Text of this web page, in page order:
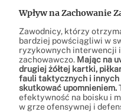
Wpływ na Zachowanie
Zawodnicy, którzy
bardziej powściągliwi w
ryzykownych interwencji
zachowawczo. Mając na
drugiej żółtej kartki,
fauli taktycznych i innych
skutkować upomnieniem.
efektywność na boisku i
w grze ofensywnej i